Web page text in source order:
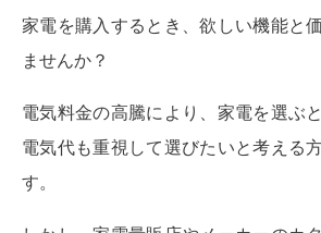
家電を購入するとき、欲しい機能と
ませんか？
電気料金の高騰により、家電を選ぶ
電気代も重視して選びたいと考える
す。